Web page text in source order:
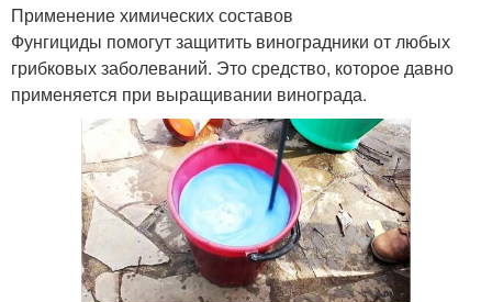
Применение химических составов
Фунгициды помогут защитить виноградники от любых
грибковых заболеваний. Это средство, которое давно
применяется при выращивании винограда.